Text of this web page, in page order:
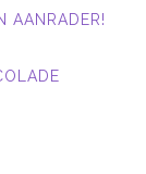
AANRADER!